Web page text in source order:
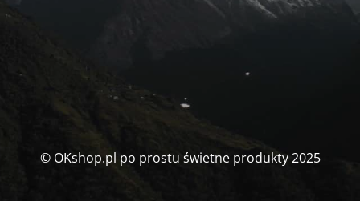
© OKshop.pl po prostu świetne produkty 2025